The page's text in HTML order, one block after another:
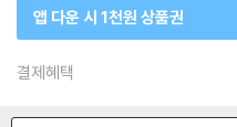
앱 다운 시 1천원 상품권
결제혜택